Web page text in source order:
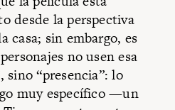
desde la perspectiva
casa; sin embargo, es
no usen esa
sino “presencia”: lo
muy específico —un